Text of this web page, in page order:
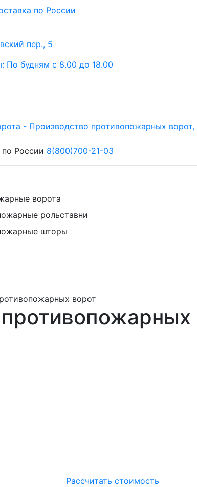
по России
пер., 5
По будням с 8.00 до 18.00
по России 8(800)700-21-03
ворота
рольставни
шторы
ворот
Расcчитать стоимость